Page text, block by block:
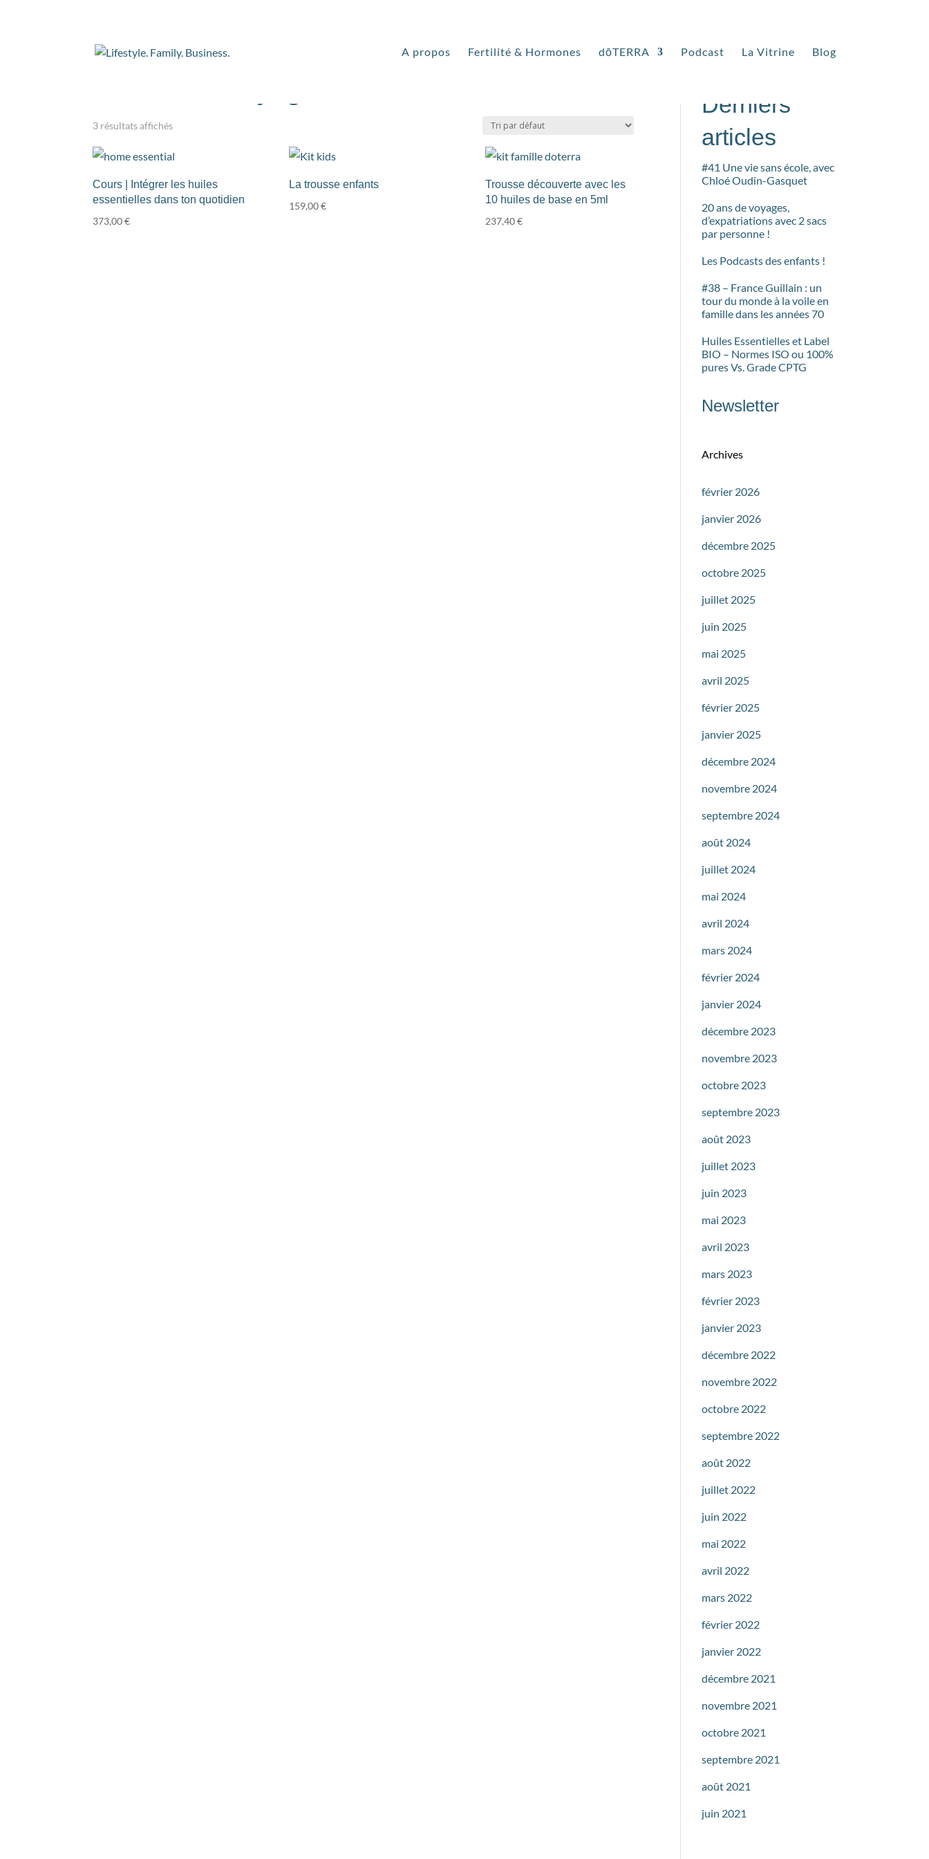
A propos Fertilité & Hormones dōTERRA Podcast La Vitrine Blog
Accueil/ Produits identifiés “trousse de voyage naturelle”
3 résultats affichés
Cours | Intégrer les huiles
essentielles dans ton quotidien
373,00€
La trousse enfants
159,00€
Trousse découverte avec les
10 huiles de base en 5ml
237,40€
Rechercher
Derniers
articles
#41 Une vie sans école, avec
Chloé Oudin-Gasquet
20 ans de voyages,
d’expatriations avec 2 sacs
par personne !
Les Podcasts des enfants !
#38 – France Guillain : un
tour du monde à la voile en
famille dans les années 70
Huiles Essentielles et Label
BIO – Normes ISO ou 100%
pures Vs. Grade CPTG
Newsletter
Archives
février 2026
janvier 2026
décembre 2025
octobre 2025
juillet 2025
juin 2025
mai 2025
avril 2025
février 2025
janvier 2025
décembre 2024
novembre 2024
septembre 2024
août 2024
juillet 2024
mai 2024
avril 2024
mars 2024
février 2024
janvier 2024
décembre 2023
novembre 2023
octobre 2023
septembre 2023
août 2023
juillet 2023
juin 2023
mai 2023
avril 2023
mars 2023
février 2023
janvier 2023
décembre 2022
novembre 2022
octobre 2022
septembre 2022
août 2022
juillet 2022
juin 2022
mai 2022
avril 2022
mars 2022
février 2022
janvier 2022
décembre 2021
novembre 2021
octobre 2021
septembre 2021
août 2021
juin 2021